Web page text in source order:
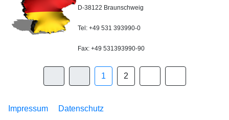
D-38122 Braunschweig
Tel: +49 531 393990-0
Fax: +49 531393990-90
1 2
Impressum Datenschutz